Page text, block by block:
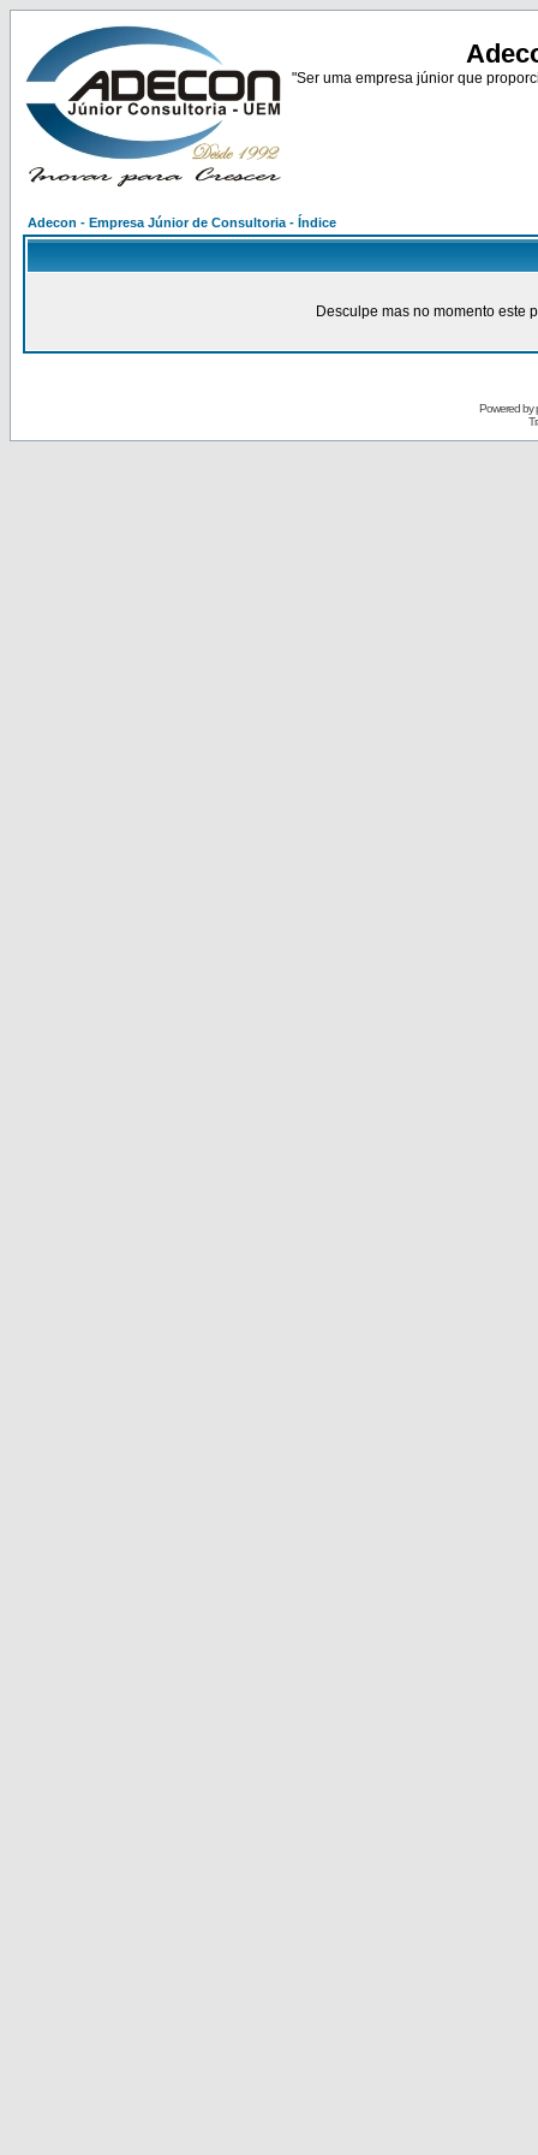
"Ser uma empresa júnior que
Adecon - Empresa Júnior de Consultoria - Índice
Desculpe mas no momento este
Powered by